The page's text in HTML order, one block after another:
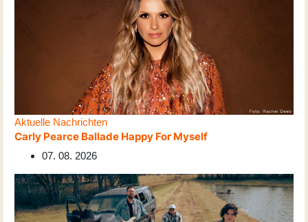
Aktuelle Nachrichten
Carly Pearce Ballade Happy For Myself
07. 08. 2026